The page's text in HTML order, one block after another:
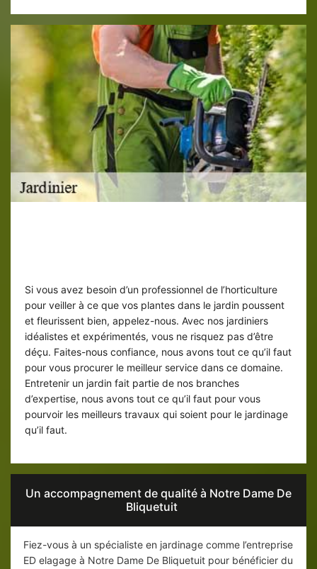
Si vous avez besoin d’un professionnel de l’horticulture
pour veiller à ce que vos plantes dans le jardin poussent
et fleurissent bien, appelez-nous. Avec nos jardiniers
idéalistes et expérimentés, vous ne risquez pas d’être
déçu. Faites-nous confiance, nous avons tout ce qu’il faut
pour vous procurer le meilleur service dans ce domaine.
Entretenir un jardin fait partie de nos branches
d’expertise, nous avons tout ce qu’il faut pour vous
pourvoir les meilleurs travaux qui soient pour le jardinage
qu’il faut.
Un accompagnement de qualité à Notre Dame De
Bliquetuit
Fiez-vous à un spécialiste en jardinage comme l’entreprise
ED elagage à Notre Dame De Bliquetuit pour bénéficier du